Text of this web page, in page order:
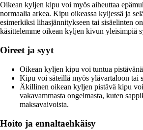
Oikean kyljen kipu voi myös aiheuttaa
normaalia arkea. Kipu oikeassa kyljessä ja
esimerkiksi lihasjännitykseen tai sisäelinten
käsittelemme oikean kyljen kivun yleisimpiä
Oireet ja syyt
Oikean kyljen kipu voi tuntua
Kipu voi säteillä myös ylävartaloon tai
Äkillinen oikean kyljen pistävä kipu
vakavammasta ongelmasta, kuten
maksavaivoista.
Hoito ja ennaltaehkäisy